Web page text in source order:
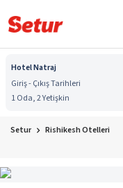
Hotel Natraj
Giriş - Çıkış Tarihleri
1 Oda, 2 Yetişkin
Setur Rishikesh Otelleri